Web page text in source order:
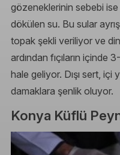
gözeneklerinin sebebi
dökülen su. Bu sular
topak şekli veriliyor ve
ardından fıçıların
hale geliyor. Dışı sert, içi
damaklara şenlik oluyor.
Konya Küflü